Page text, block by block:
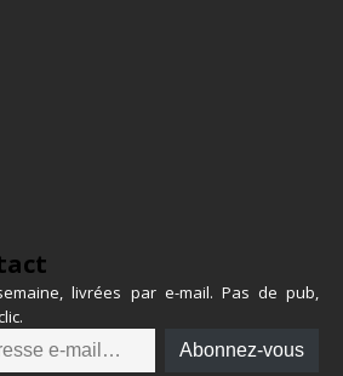
livrées par e-mail. Pas de pub,
Abonnez-vous